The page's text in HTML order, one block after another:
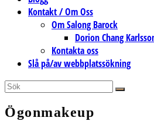
Kontakt / Om Oss
Om Salong Barock
Dorion Chang
Kontakta oss
Slå på/av webbplatssökning
Ögonmakeup